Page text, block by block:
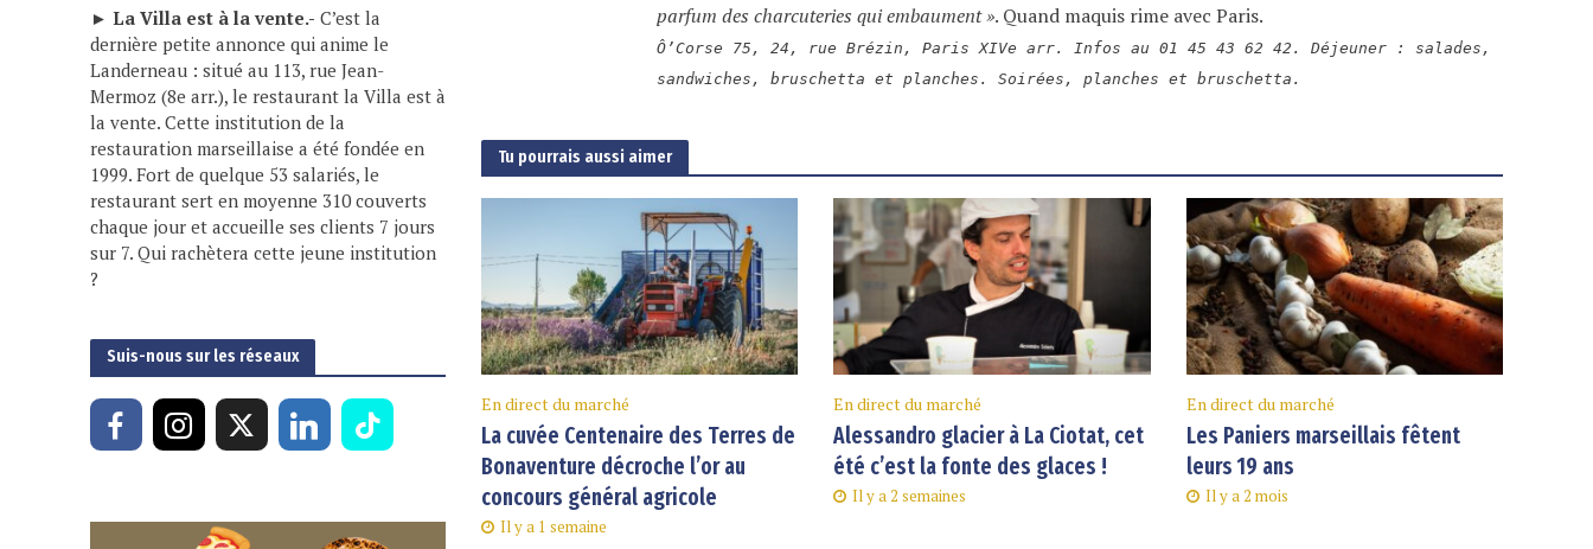
► La Villa est à la vente.- C’est la
dernière petite annonce qui anime le
Landerneau : situé au 113, rue Jean-
Mermoz (8e arr.), le restaurant la Villa est à
la vente. Cette institution de la
restauration marseillaise a été fondée en
1999. Fort de quelque 53 salariés, le
restaurant sert en moyenne 310 couverts
chaque jour et accueille ses clients 7 jours
sur 7. Qui rachètera cette jeune institution
?
Suis-nous sur les réseaux
parfum des charcuteries qui embaument ». Quand maquis rime avec Paris.
Ô’Corse 75, 24, rue Brézin, Paris XIVe arr. Infos au 01 45 43 62 42. Déjeuner : salades,
sandwiches, bruschetta et planches. Soirées, planches et bruschetta.
Tu pourrais aussi aimer
En direct du marché
La cuvée Centenaire des Terres de
Bonaventure décroche l’or au
concours général agricole
Il y a 1 semaine
En direct du marché
Alessandro glacier à La Ciotat, cet
été c’est la fonte des glaces !
Il y a 2 semaines
En direct du marché
Les Paniers marseillais fêtent
leurs 19 ans
Il y a 2 mois